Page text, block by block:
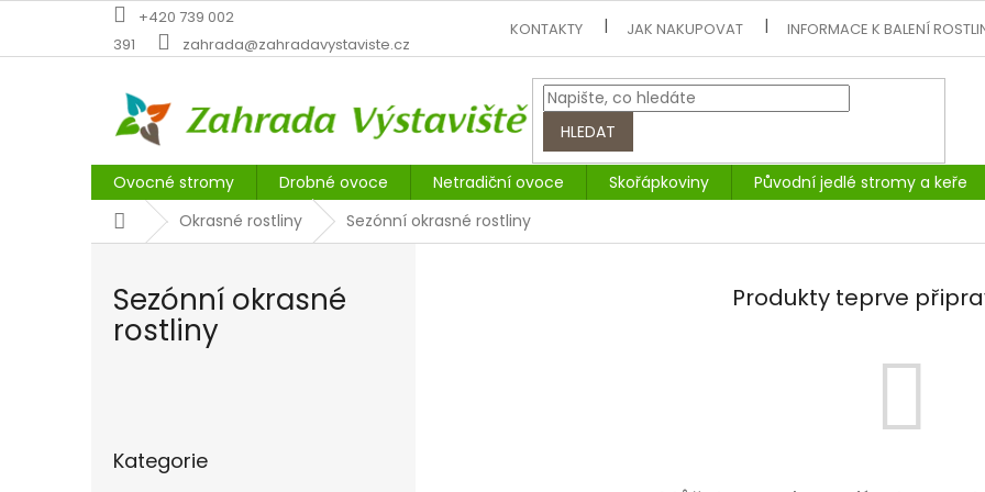
obsah
+420 739 002
391
zahrada@zahradavystaviste.cz
KONTAKTY JAK NAKUPOVAT INFORMACE K BALENÍ
HLEDAT
Ovocné stromy Drobné ovoce Netradiční ovoce Skořápkoviny Původní jedlé stromy a keře
DomůOkrasné rostliny Sezónní okrasné rostliny
Sezónní okrasné
rostliny
kategorie
Kategorie
Produkty teprve